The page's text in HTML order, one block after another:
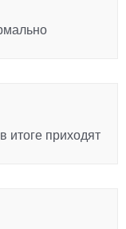
итоге приходят